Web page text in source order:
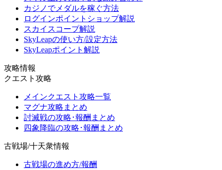
カジノでメダルを稼ぐ方法
ログインポイントショップ解説
スカイスコープ解説
SkyLeapの使い方/設定方法
SkyLeapポイント解説
攻略情報
クエスト攻略
メインクエスト攻略一覧
マグナ攻略まとめ
討滅戦の攻略･報酬まとめ
四象降臨の攻略･報酬まとめ
古戦場/十天衆情報
古戦場の進め方/報酬